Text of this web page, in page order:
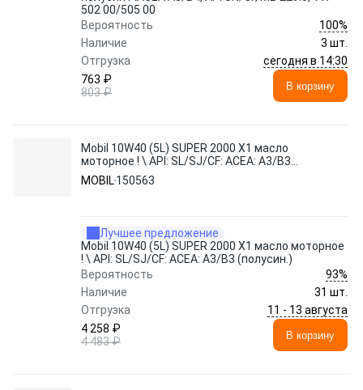
502 00/505 00
Вероятность
100%
Наличие
3 шт.
Отгрузка
сегодня в 14:30
763 ₽
803 ₽
В корзину
Mobil 10W40 (5L) SUPER 2000 X1 масло
моторное ! \ API: SL/SJ/CF: ACEA: A3/B3
(полусин.)
MOBIL150563
Лучшее предложение
Mobil 10W40 (5L) SUPER 2000 X1 масло моторное
! \ API: SL/SJ/CF: ACEA: A3/B3 (полусин.)
Вероятность
93%
Наличие
31 шт.
Отгрузка
11 - 13 августа
4 258 ₽
4 483 ₽
В корзину